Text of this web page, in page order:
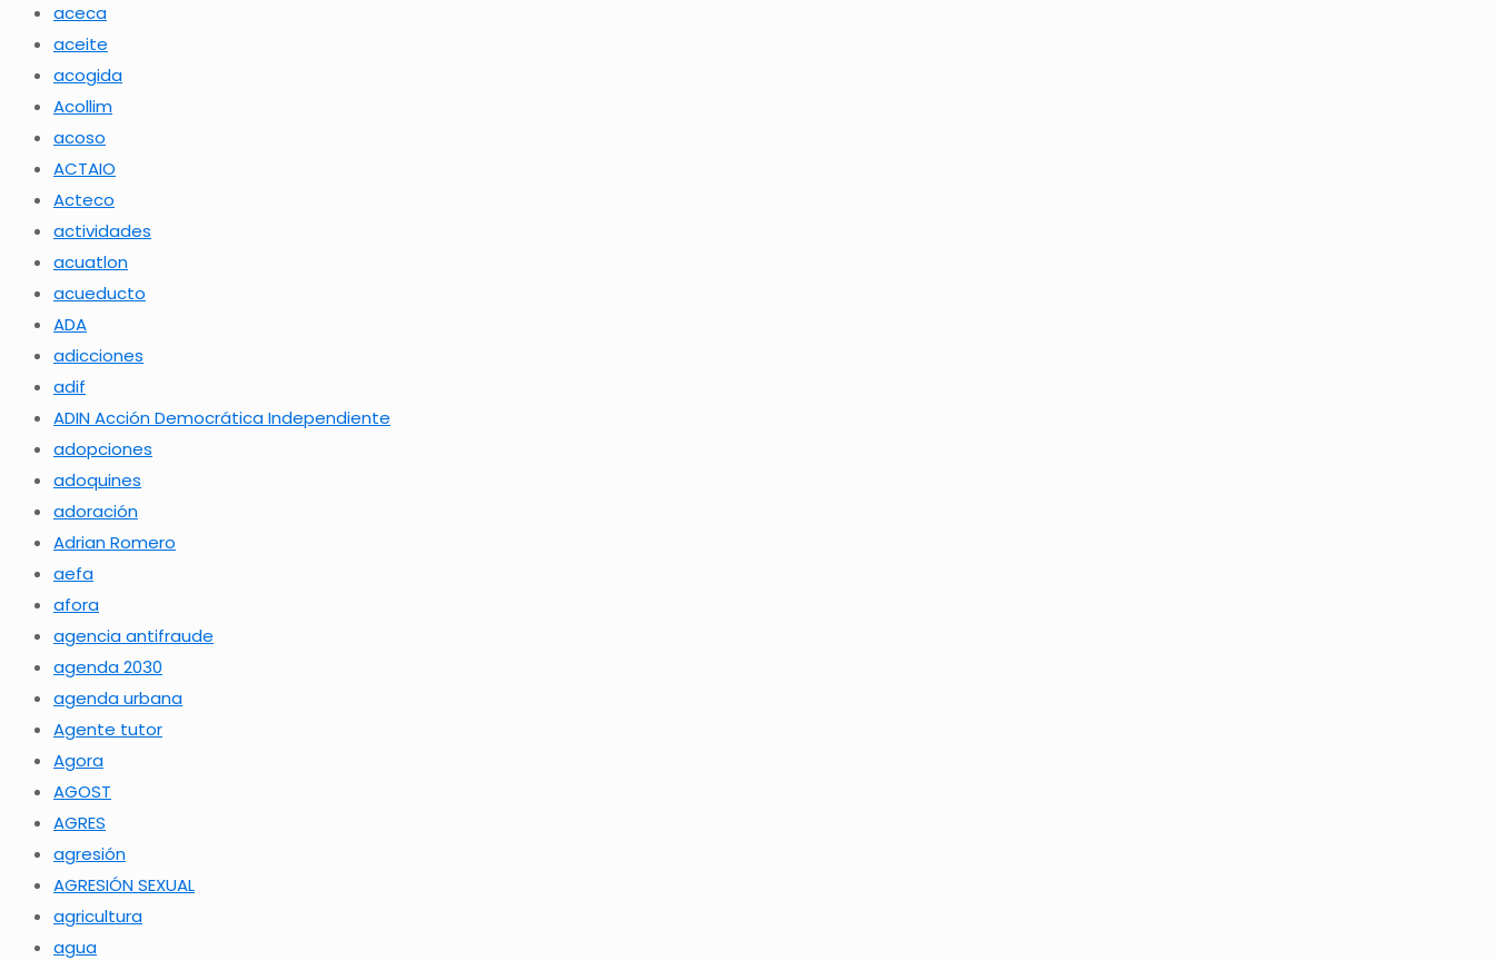
aceca
aceite
acogida
Acollim
acoso
ACTAIO
Acteco
actividades
acuatlon
acueducto
ADA
adicciones
adif
ADIN Acción Democrática Independiente
adopciones
adoquines
adoración
Adrian Romero
aefa
afora
agencia antifraude
agenda 2030
agenda urbana
Agente tutor
Agora
AGOST
AGRES
agresión
AGRESIÓN SEXUAL
agricultura
agua